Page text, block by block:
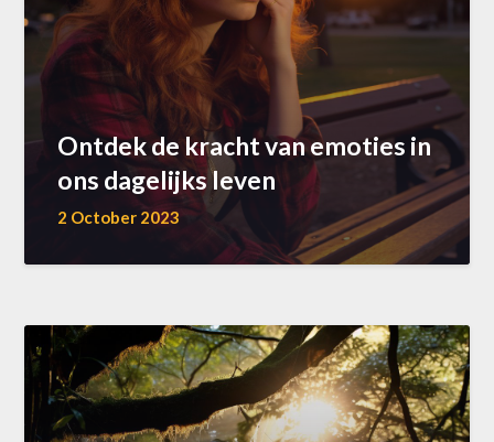
Ontdek de kracht van emoties in
ons dagelijks leven
2 October 2023